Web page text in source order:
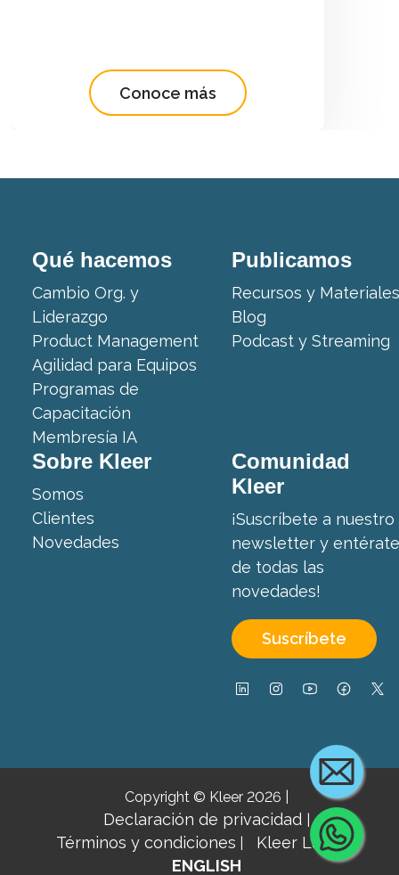
Conoce más
Qué hacemos
Cambio Org. y
Liderazgo
Product Management
Agilidad para Equipos
Programas de
Capacitación
Membresía IA
Publicamos
Recursos y Materiales
Blog
Podcast y Streaming
Sobre Kleer
Somos
Clientes
Novedades
Comunidad
Kleer
¡Suscríbete a nuestro
newsletter y entérate
de todas las
novedades!
Suscríbete
Copyright © Kleer 2026
Declaración de privacidad
Términos y condiciones Kleer Lab ↗ |
ENGLISH